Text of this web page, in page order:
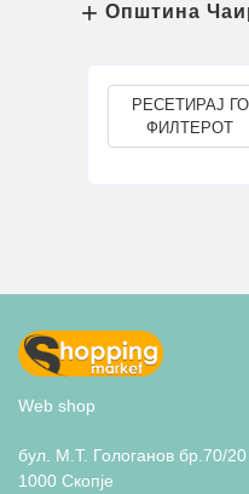
Општина
РЕСЕТИРАЈ ГО
ФИЛТЕРОТ
Web shop
бул. М.Т. Гологанов бр.70/20
1000 Скопје